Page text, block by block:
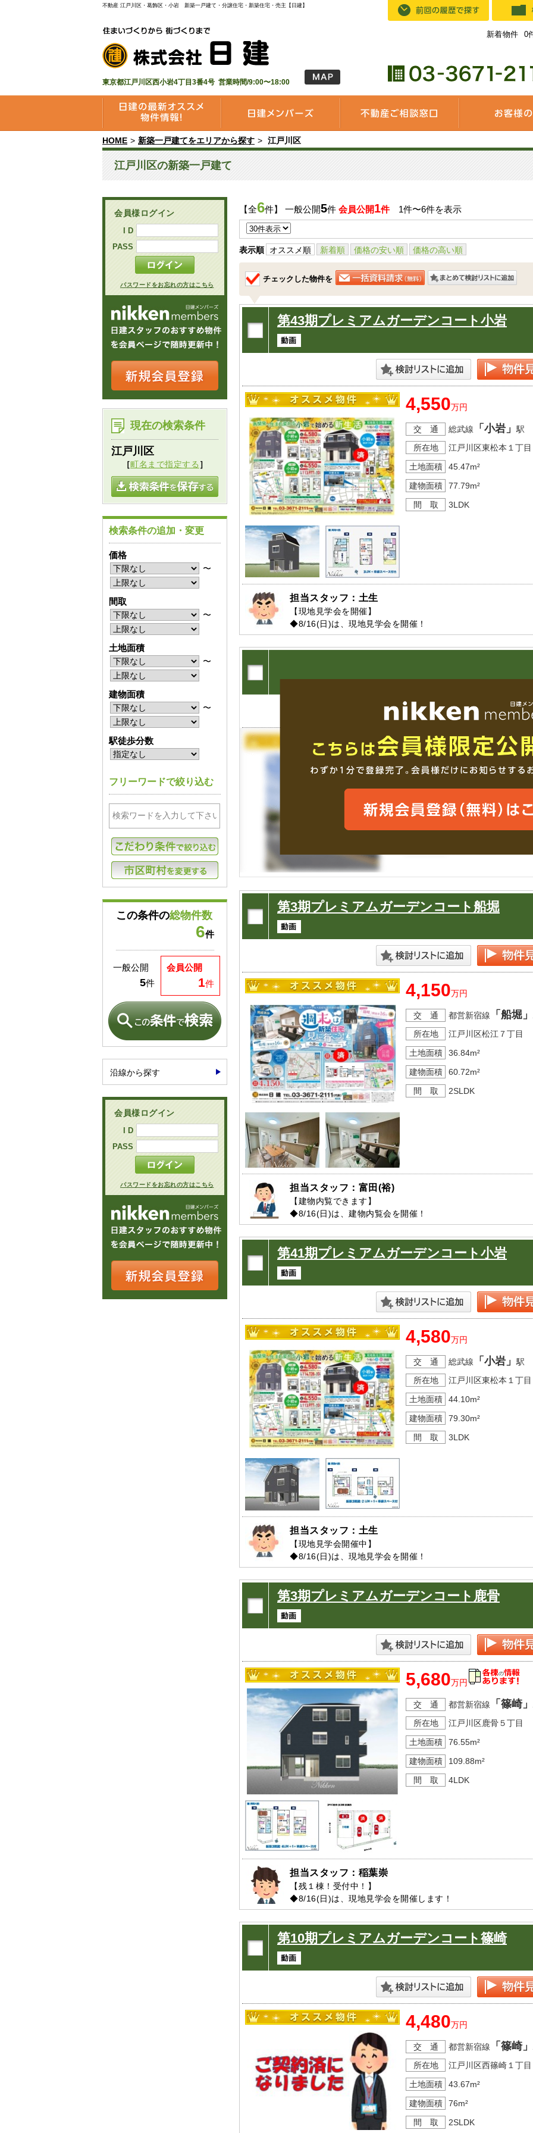
不動産 江戸川区・葛飾区・小岩 新築一戸建て・分譲住宅・新築住宅・売主【日建】
東京都江戸川区西小岩4丁目3番4号 営業時間/9:00〜18:00
新着物件 0
HOME 新築一戸建てをエリアから探す 江戸川区
江戸川区の新築一戸建て
【全6件】 一般公開5件 会員公開1件1件〜6件を表示
表示順 オススメ順 新着順 価格の安い順 価格の高い順
チェックした物件を
第43期プレミアムガーデンコート小岩
4,550万円
交 通 総武線 「小岩」駅
所在地
江戸川区東松本１丁目
土地面積
45.47m²
建物面積
77.79m²
間 取
3LDK
担当スタッフ：土生
【現地見学会を開催】
◆8/16(日)は、現地見学会を開催！
→平日や夜間のご案内も受付しますのでお気軽にご連絡くださ
第3期プレミアムガーデンコート船堀
4,150万円
交 通 都営新宿線 「船堀」
所在地
江戸川区松江７丁目
土地面積
36.84m²
建物面積
60.72m²
間 取
2SLDK
担当スタッフ：富田(裕)
【建物内覧できます】
◆8/16(日)は、建物内覧会を開催！
→平日や夜間のご案内も受付しますのでお気軽にご連絡くださ
第41期プレミアムガーデンコート小岩
4,580万円
交 通 総武線 「小岩」
駅
所在地
江戸川区東松本１丁目
土地面積
44.10m²
建物面積
79.30m²
間 取
3LDK
担当スタッフ：土生
【現地見学会開催中】
◆8/16(日)は、現地見学会を開催！
→平日や夜間のご案内も受付しますのでお気軽にご連絡くださ
第3期プレミアムガーデンコート鹿骨
5,680万円
交 通 都営新宿線 「篠崎」
所在地
江戸川区鹿骨５丁目
土地面積
76.55m²
建物面積
109.88m²
間 取
4LDK
担当スタッフ：稲葉崇
【残１棟！受付中！】
◆8/16(日)は、現地見学会を開催します！
→平日や夜間のご案内も受付しますのでお気軽にご連絡くださ
第10期プレミアムガーデンコート篠崎
4,480万円
交 通 都営新宿線 「篠崎」
所在地
江戸川区西篠崎１丁目
土地面積
43.67m²
建物面積
76m²
間 取
2SLDK
会員様ログイン
I D
PASS
パスワードをお忘れの方はこちら
現在の検索条件
江戸川区
［町名まで指定する ］
検索条件の追加・変更
価格
〜
間取
〜
土地面積
〜
建物面積
〜
駅徒歩分数
フリーワードで絞り込む
この条件の総物件数
6件
会員公開
1件
一般公開
5件
沿線から探す
会員様ログイン
I D
PASS
パスワードをお忘れの方はこちら